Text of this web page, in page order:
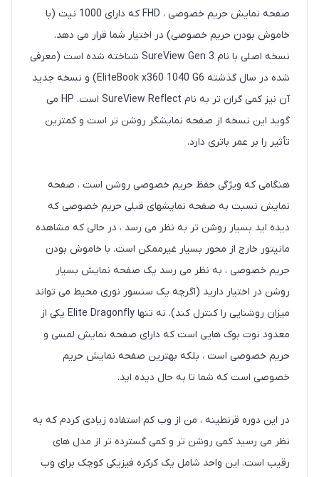
صفحه نمایش حریم خصوصی ، FHD که دارای 1000 نیت (با
خاموش بودن حریم خصوصی) در اختیار شما قرار می دهد.
نسخه اصلی با نام SureView Gen 3 شناخته شده است (معرفی
شده در سال گذشته EliteBook x360 1040 G6) و نسخه جدید
آن نیز کمی گران تر به نام SureView Reflect است. HP می
گوید این نسخه از صفحه نمایشگر روشن تر است و کمترین
تأثیر را بر عمر باتری دارد.
هنگامی که ویژگی حفظ حریم خصوصی روشن است ، صفحه
نمایش نسبت به صفحه نمایشهای قبلی حریم خصوصی که
دیده اید بسیار روشن تر به نظر می رسد ، در حالی که مشاهده
مانیتور خارج از محور بسیار غیرممکن است. با خاموش بودن
حریم خصوصی ، به نظر می رسد یک صفحه نمایش بسیار
روشن در اختیار دارید (اگرچه یک سنسور نوری محیط می تواند
میزان روشنایی را کنترل کند). نه تنها Elite Dragonfly یکی از
معدود نوت بوک هایی است که دارای صفحه نمایش لمسی و
حریم خصوصی است ، بلکه بهترین صفحه نمایش حریم
خصوصی است که شما تا به حال دیده اید.
در این دوره قرنطینه ، من از وب کم استفاده زیادی کردم که به
نظر می رسید کمی روشن تر و کمی گسترده تر از مدل های
رقیب است. این واحد شامل یک کرکره فیزیکی کوچک برای وب